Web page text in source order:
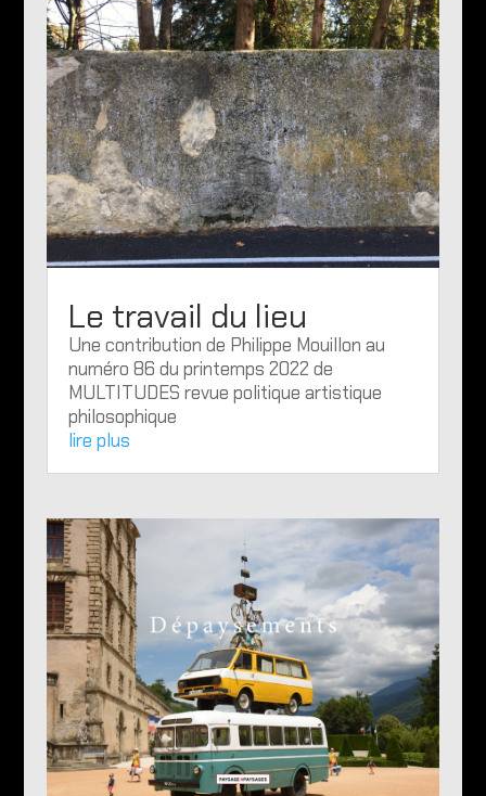
Le travail du lieu
Une contribution de Philippe Mouillon au
numéro 86 du printemps 2022 de
MULTITUDES revue politique artistique
philosophique
lire plus